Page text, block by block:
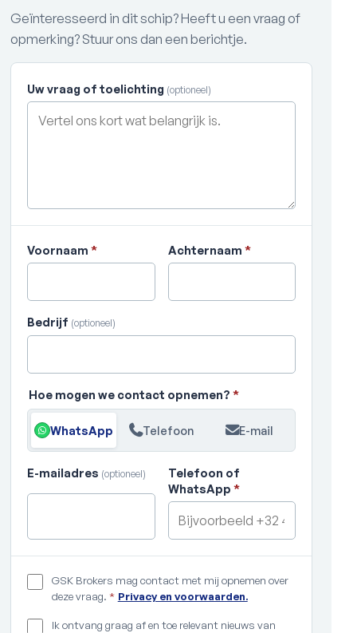
Geïnteresseerd in dit schip? Heeft u een vraag of
opmerking? Stuur ons dan een berichtje.
Uw vraag of toelichting (optioneel)
Voornaam* Achternaam *
Bedrijf (optioneel)
Hoe mogen we contact opnemen?*
WhatsApp Telefoon E-mail
E-mailadres (optioneel)
Telefoon of
WhatsApp *
GSK Brokers mag contact met mij opnemen over
deze vraag. * Privacy en voorwaarden.
Ik ontvang graag af en toe relevant nieuws van